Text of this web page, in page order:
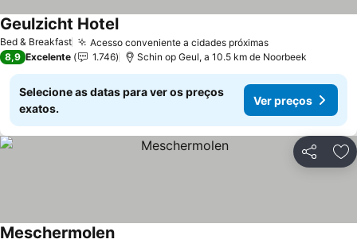
Bed & Breakfast Acesso conveniente a cidades próximas
Geulzicht Hotel
8,9 Excelente 1.746 Schin op Geul, a 10.5 km de Noorbeek
Selecione as datas para ver os preços
exatos.
Ver preços
Partilhar
Meschermolen